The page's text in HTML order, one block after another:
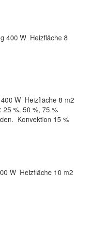
400 W Heizfläche 8
400 W Heizfläche 8 m2
25 %, 50 %, 75 %
Konvektion 15 %
W Heizfläche 10 m2